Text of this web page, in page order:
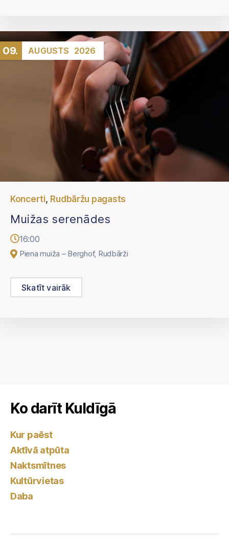
09. AUGUSTS 2026
Koncerti, Rudbāržu pagasts
Muižas serenādes
16:00
Piena muiža – Berghof, Rudbārži
Skatīt vairāk
Ko darīt Kuldīgā
Kur paēst
Aktīvā atpūta
Naktsmītnes
Kultūrvietas
Daba